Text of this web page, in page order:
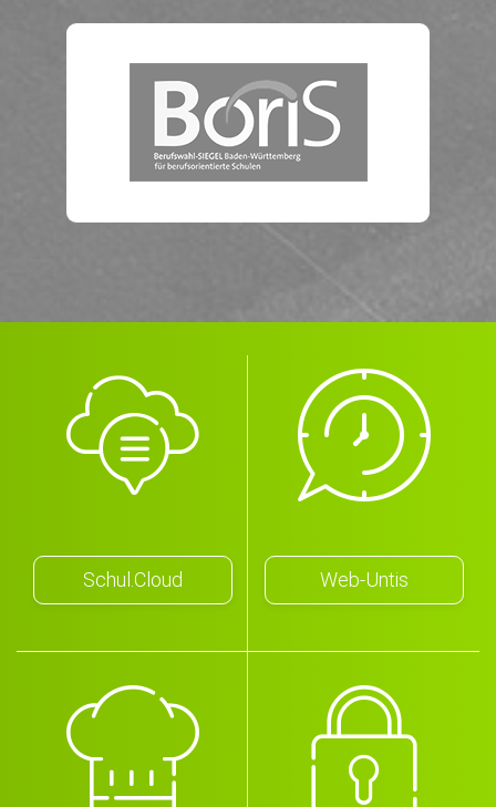
Schul.Cloud Web-Untis